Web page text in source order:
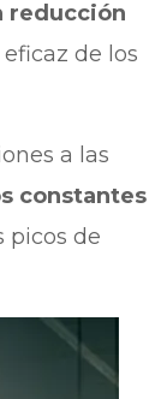
reducción
de los
a las
constantes
picos de